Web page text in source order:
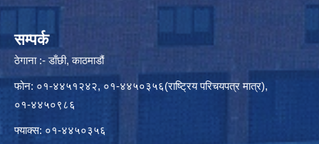
सम्पर्क
ठेगाना :- डाँछी, काठमाडौं
फोन: ०१-४४५१२४२, ०१-४४५०३५६(राष्ट्रिय परिचयपत्र मात्र),
०१-४४५०९८६
फ्याक्स: ०१-४४५०३५६